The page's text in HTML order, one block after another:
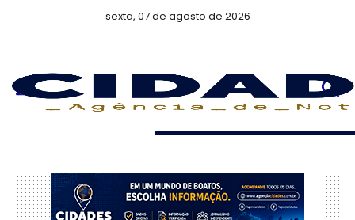
sexta, 07 de agosto de 2026